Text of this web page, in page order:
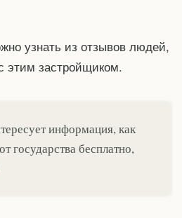
узнать из отзывов людей,
этим застройщиком.
информация, как
государства бесплатно,